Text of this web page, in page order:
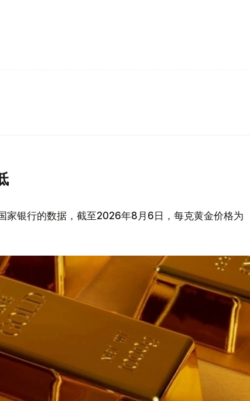
家银行的数据，截至2026年8月6日，每克黄金价格为